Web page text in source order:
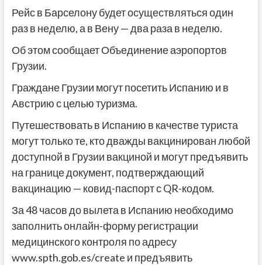
Рейс в Барселону будет осуществляться один
раз в неделю, а в Вену — два раза в неделю.
Об этом сообщает Объединение аэропортов
Грузии.
Граждане Грузии могут посетить Испанию и в
Австрию с целью туризма.
Путешествовать в Испанию в качестве туриста
могут только те, кто дважды вакцинирован любой
доступной в Грузии вакциной и могут предъявить
на границе документ, подтверждающий
вакцинацию — ковид-паспорт с QR-кодом.
За 48 часов до вылета в Испанию необходимо
заполнить онлайн-форму регистрации
медицинского контроля по адресу
www.spth.gob.es/create и предъявить